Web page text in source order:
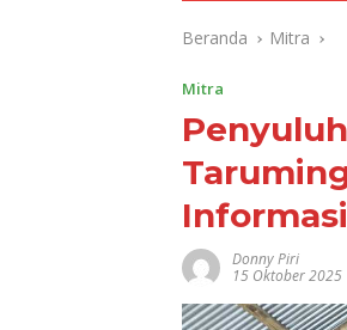
Beranda Mitra
Mitra
Donny Piri
15 Oktober 2025